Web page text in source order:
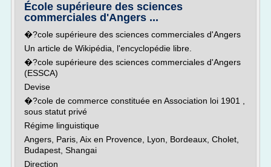
École supérieure des sciences
commerciales d'Angers ...
�?cole supérieure des sciences commerciales d'Angers
Un article de Wikipédia, l'encyclopédie libre.
�?cole supérieure des sciences commerciales d'Angers
(ESSCA)
Devise
�?cole de commerce constituée en Association loi 1901 ,
sous statut privé
Régime linguistique
Angers, Paris, Aix en Provence, Lyon, Bordeaux, Cholet,
Budapest, Shangai
Direction